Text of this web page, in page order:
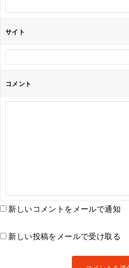
サイト
コメント
新しいコメントをメールで通知
新しい投稿をメールで受け取る